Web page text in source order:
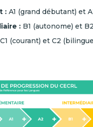
: A1 (grand débutant) et
: B1 (autonome) et
C1 (courant) et C2